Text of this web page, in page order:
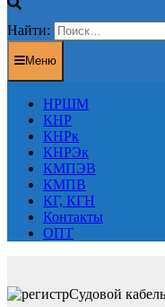
Найти:
Меню
НРШМ
КНР
КНРк
КНРЭк
КМПЭВ
КМПВ
КГ, КГН
Контакты
ОПТ
Судовой